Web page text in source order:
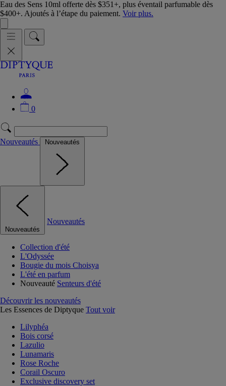
Eau des Sens 10ml offerte dès $351+, plus éventail parfumable dès
$400+. Ajoutés à l’étape du paiement. Voir plus.
0
Nouveautés Nouveautés
Nouveautés
Nouveautés
Collection d'été
L'Odyssée
Bougie du mois Choisya
L'été en parfum
Nouveauté Senteurs d'été
Découvrir les nouveautés
Les Essences de Diptyque Tout voir
Lilyphéa
Bois corsé
Lazulio
Lunamaris
Rose Roche
Corail Oscuro
Exclusive discovery set